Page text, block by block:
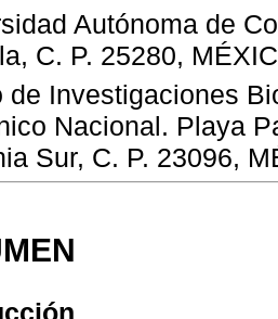
Autónoma de
C. P. 25280,
de Investigaciones
Nacional. Playa
Sur, C. P. 23096,